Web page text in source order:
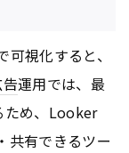
視化すると、
運用では、最
ため、Looker
共有できるツー